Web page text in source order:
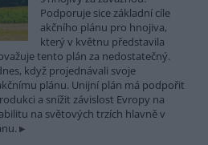
Podporuje sice základní cíle
akčního plánu pro hnojiva,
který v květnu představila
tento plán za nedostatečný.
když projednávali svoje
plánu. Unijní plán má podpořit
a snížit závislost Evropy na
na světových trzích hlavně v